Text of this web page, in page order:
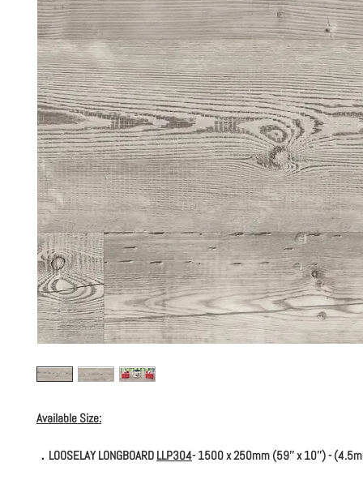
Available Size:
．LOOSELAY LONGBOARD LLP304- 1500 x 250mm (59'' x 10'') -